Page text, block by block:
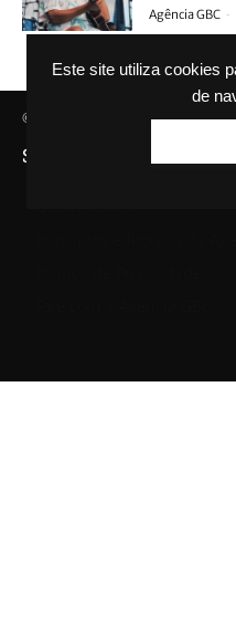
Este site utiliza cookies
de
Agência GBC -
© Agência GBC. Aqui tem notícia.
SAIBA MAIS SOBRE A